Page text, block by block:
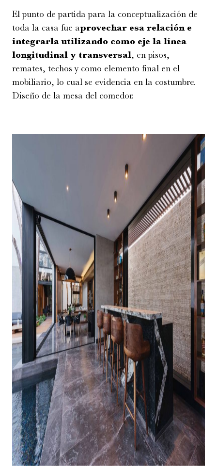
El punto de partida para la conceptualización de
toda la casa fue aprovechar esa relación e
integrarla utilizando como eje la línea
longitudinal y transversal, en pisos,
remates, techos y como elemento final en el
mobiliario, lo cual se evidencia en la costumbre.
Diseño de la mesa del comedor.